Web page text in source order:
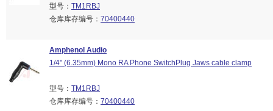
型号： TM1RBJ
仓库库存编号： 70400440
Amphenol Audio
1/4" (6.35mm) Mono RA Phone SwitchPlug Jaws cable clamp
型号： TM1RBJ
仓库库存编号： 70400440